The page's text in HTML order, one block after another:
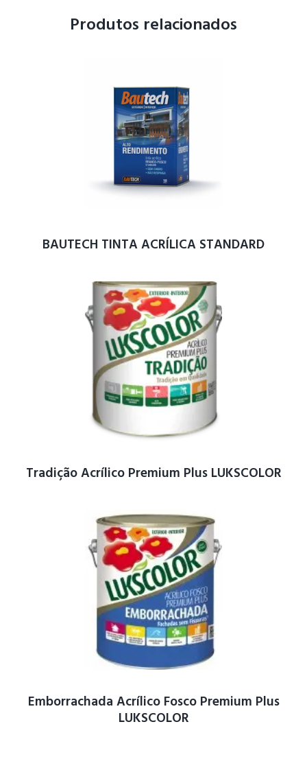
Produtos relacionados
BAUTECH TINTA ACRÍLICA STANDARD
Tradição Acrílico Premium Plus LUKSCOLOR
Emborrachada Acrílico Fosco Premium Plus
LUKSCOLOR